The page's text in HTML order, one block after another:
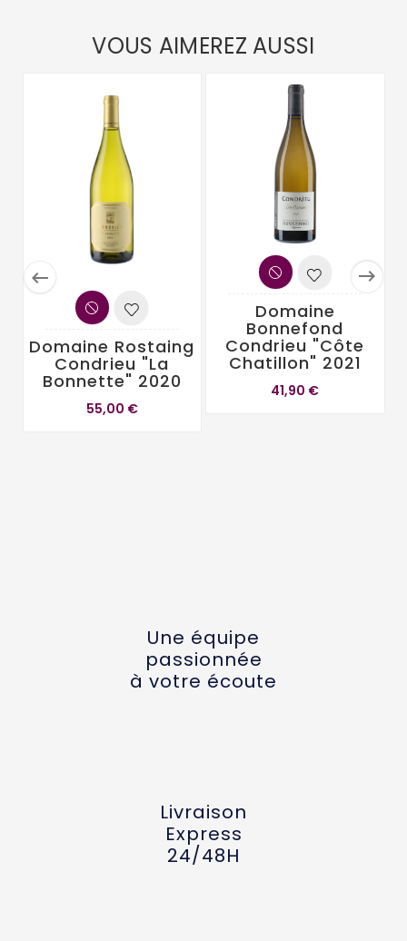
VOUS AIMEREZ AUSSI
 
Domaine Rostaing
Condrieu "La
Bonnette" 2020
55,00 €
Domaine
Bonnefond
Condrieu "Côte
Chatillon" 2021
41,90 €
Une équipe
passionnée
à votre écoute
Livraison
Express
24/48H